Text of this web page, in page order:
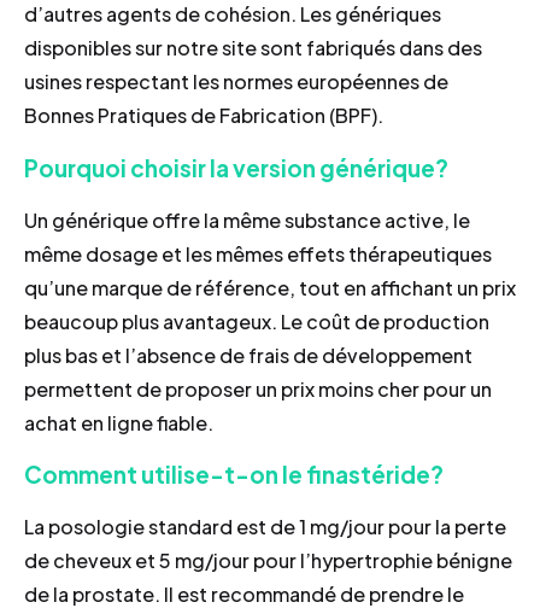
d’autres agents de cohésion. Les génériques
disponibles sur notre site sont fabriqués dans des
usines respectant les normes européennes de
Bonnes Pratiques de Fabrication (BPF).
Pourquoi choisir la version générique?
Un générique offre la même substance active, le
même dosage et les mêmes effets thérapeutiques
qu’une marque de référence, tout en affichant un prix
beaucoup plus avantageux. Le coût de production
plus bas et l’absence de frais de développement
permettent de proposer un prix moins cher pour un
achat en ligne fiable.
Comment utilise-t-on le finastéride?
La posologie standard est de 1 mg/jour pour la perte
de cheveux et 5 mg/jour pour l’hypertrophie bénigne
de la prostate. Il est recommandé de prendre le